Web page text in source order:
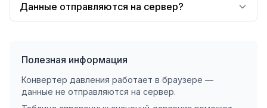
Данные отправляются на сервер?
Полезная информация
Конвертер давления работает в браузере —
данные не отправляются на сервер.